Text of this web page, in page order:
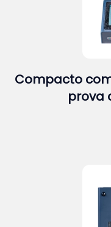
Compacto
prova